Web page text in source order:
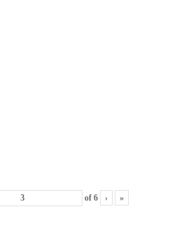
of 6 › »